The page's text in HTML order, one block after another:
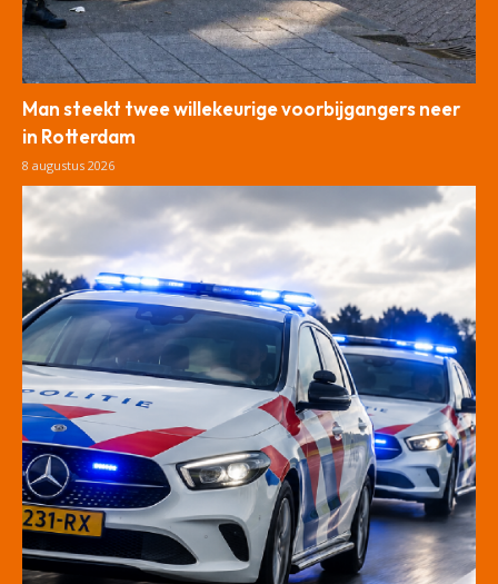
Man steekt twee willekeurige voorbijgangers neer
in Rotterdam
8 augustus 2026